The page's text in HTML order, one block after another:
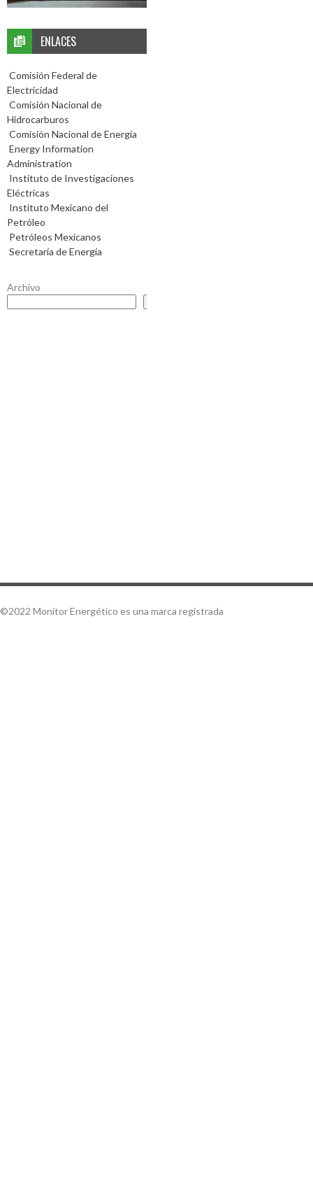
ENLACES
Comisión Federal de
Electricidad
Comisión Nacional de
Hidrocarburos
Comisión Nacional de Energía
Energy Information
Administration
Instituto de Investigaciones
Eléctricas
Instituto Mexicano del
Petróleo
Petróleos Mexicanos
Secretaría de Energía
Archivo
©2022 Monitor Energético es una marca registrada